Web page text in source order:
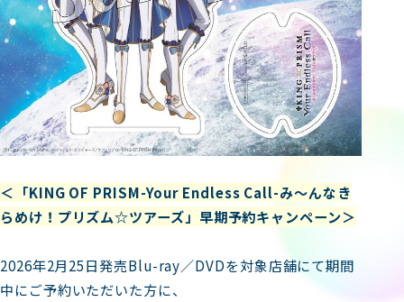
＜「KING OF PRISM-Your Endless Call-み～んなき
らめけ！プリズム☆ツアーズ」早期予約キャンペーン＞
2026年2月25日発売Blu-ray／DVDを対象店舗にて期間
中にご予約いただいた方に、